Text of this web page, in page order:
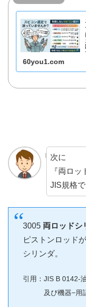
60you1.com
次に
『両ロ
JIS規格で
3005 両ロッドシ
ピストンロッド
シリンダ。
引用：JIS B 0142-
及び機器−用